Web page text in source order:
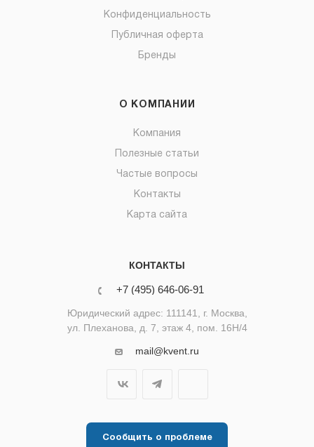
Конфиденциальность
Публичная оферта
Бренды
О КОМПАНИИ
Компания
Полезные статьи
Частые вопросы
Контакты
Карта сайта
КОНТАКТЫ
+7 (495) 646-06-91
Юридический адрес: 111141, г. Москва,
ул. Плеханова, д. 7, этаж 4, пом. 16Н/4
mail@kvent.ru
Сообщить о проблеме